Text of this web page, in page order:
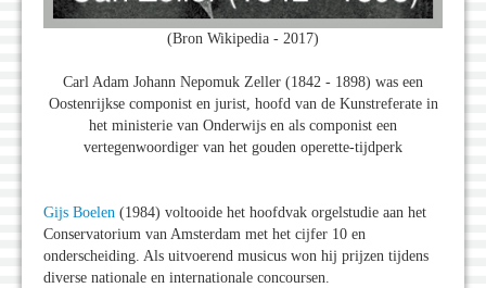
(Bron Wikipedia - 2017)
Carl Adam Johann Nepomuk Zeller (1842 - 1898) was een
Oostenrijkse componist en jurist, hoofd van de Kunstreferate in
het ministerie van Onderwijs en als componist een
vertegenwoordiger van het gouden operette-tijdperk
Gijs Boelen (1984) voltooide het hoofdvak orgelstudie aan het
Conservatorium van Amsterdam met het cijfer 10 en
onderscheiding. Als uitvoerend musicus won hij prijzen tijdens
diverse nationale en internationale concoursen.